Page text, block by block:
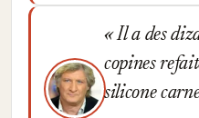
Il a des
copines
silicone